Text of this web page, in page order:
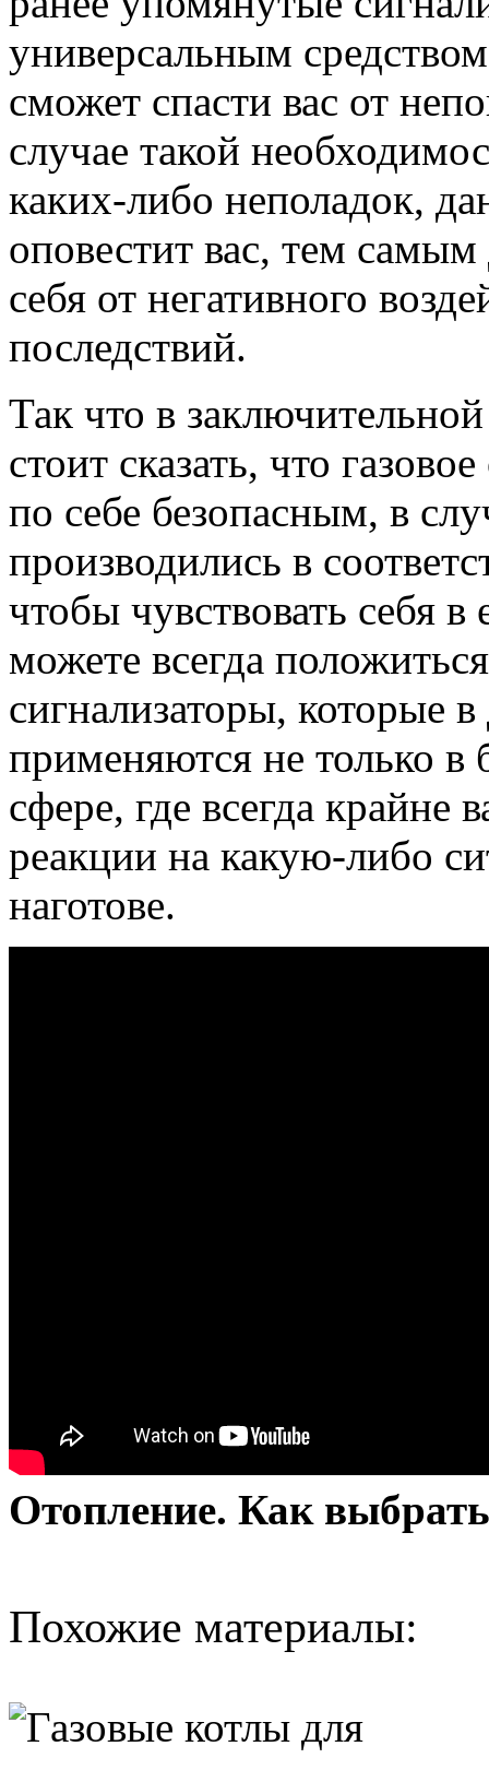
универсальным
сможет спасти вас от
случае такой
каких-либо неполадок,
оповестит вас, тем
себя от негативного
последствий.
Так что в
стоит сказать, что
по себе безопасным, в
производились в
чтобы чувствовать себя
можете всегда
сигнализаторы, которые
применяются не только
сфере, где всегда крайне
реакции на какую-либо
наготове.
Отопление. Как
Похожие материалы: